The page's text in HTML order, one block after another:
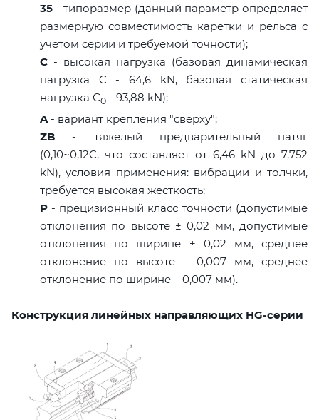
35 - типоразмер (данный параметр определяет
размерную совместимость каретки и рельса с
учетом серии и требуемой точности);
C - высокая нагрузка (базовая динамическая
нагрузка C - 64,6 kN, базовая статическая
нагрузка С0 - 93,88 kN);
A- вариант крепления "сверху";
ZB - тяжёлый предварительный натяг
(0,10~0,12C, что составляет от 6,46 kN до 7,752
kN), условия применения: вибрации и толчки,
требуется высокая жесткость;
P - прецизионный класс точности (допустимые
отклонения по высоте ± 0,02 мм, допустимые
отклонения по ширине ± 0,02 мм, среднее
отклонение по высоте – 0,007 мм, среднее
отклонение по ширине – 0,007 мм).
Конструкция линейных направляющих HG-серии